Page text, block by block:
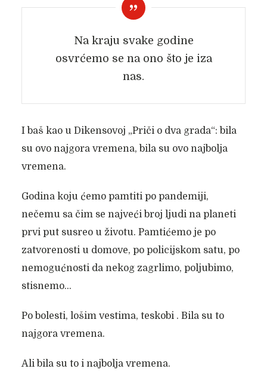
Na kraju svake godine
osvrćemo se na ono što je iza
nas.
I baš kao u Dikensovoj „Priči o dva grada“: bila
su ovo najgora vremena, bila su ovo najbolja
vremena.
Godina koju ćemo pamtiti po pandemiji,
nečemu sa čim se najveći broj ljudi na planeti
prvi put susreo u životu. Pamtićemo je po
zatvorenosti u domove, po policijskom satu, po
nemogućnosti da nekog zagrlimo, poljubimo,
stisnemo…
Po bolesti, lošim vestima, teskobi . Bila su to
najgora vremena.
Ali bila su to i najbolja vremena.